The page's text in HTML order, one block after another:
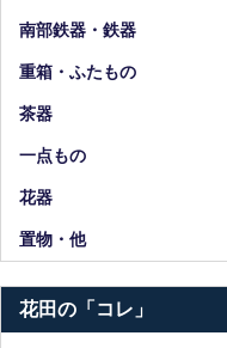
ガラス皿
南部鉄器・鉄器
重箱・ふたもの
茶器
一点もの
花器
置物・他
花田の「コレ」